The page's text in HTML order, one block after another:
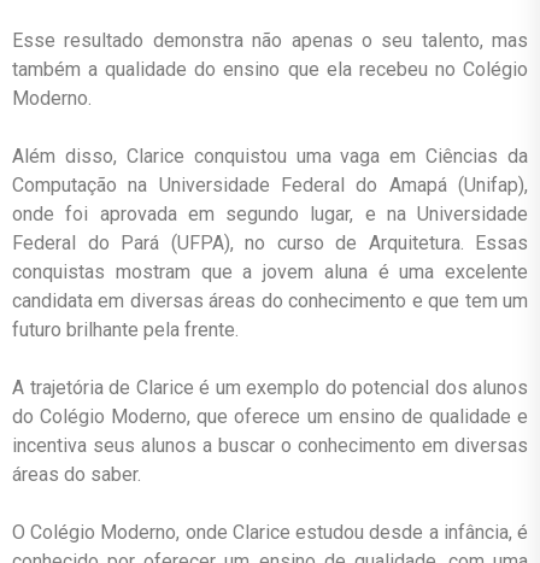
Esse resultado demonstra não apenas o seu talento, mas
também a qualidade do ensino que ela recebeu no Colégio
Moderno.
Além disso, Clarice conquistou uma vaga em Ciências da
Computação na Universidade Federal do Amapá (Unifap),
onde foi aprovada em segundo lugar, e na Universidade
Federal do Pará (UFPA), no curso de Arquitetura. Essas
conquistas mostram que a jovem aluna é uma excelente
candidata em diversas áreas do conhecimento e que tem um
futuro brilhante pela frente.
A trajetória de Clarice é um exemplo do potencial dos alunos
do Colégio Moderno, que oferece um ensino de qualidade e
incentiva seus alunos a buscar o conhecimento em diversas
áreas do saber.
O Colégio Moderno, onde Clarice estudou desde a infância, é